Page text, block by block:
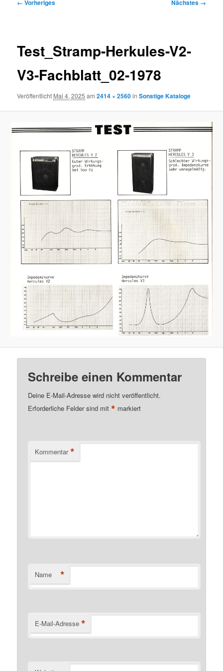
← Vorheriges Nächstes →
Test_Stramp-Herkules-V2-
V3-Fachblatt_02-1978
Veröffentlicht Mai 4, 2025 am2414 × 2560inSonstige Kataloge
Schreibe einen Kommentar
Deine E-Mail-Adresse wird nicht veröffentlicht.
Erforderliche Felder sind mit* markiert
Kommentar *
Name *
E-Mail-Adresse *